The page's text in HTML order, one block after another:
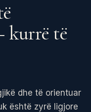
kurrë të
dhe të orientuar
është zyrë ligjore